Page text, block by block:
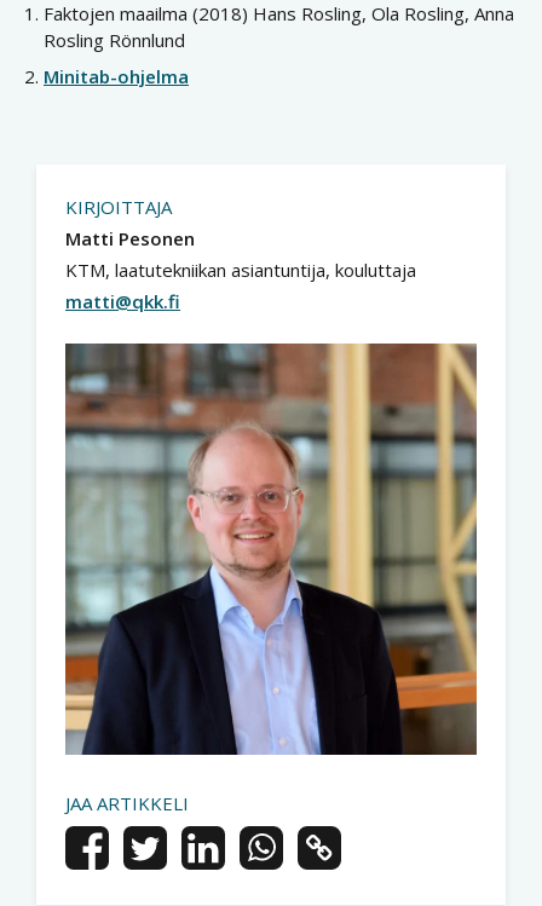
Faktojen maailma (2018) Hans Rosling, Ola Rosling, Anna
Rosling Rönnlund
Minitab-ohjelma
KIRJOITTAJA
Matti Pesonen
KTM, laatutekniikan asiantuntija, kouluttaja
matti@qkk.fi
JAA ARTIKKELI